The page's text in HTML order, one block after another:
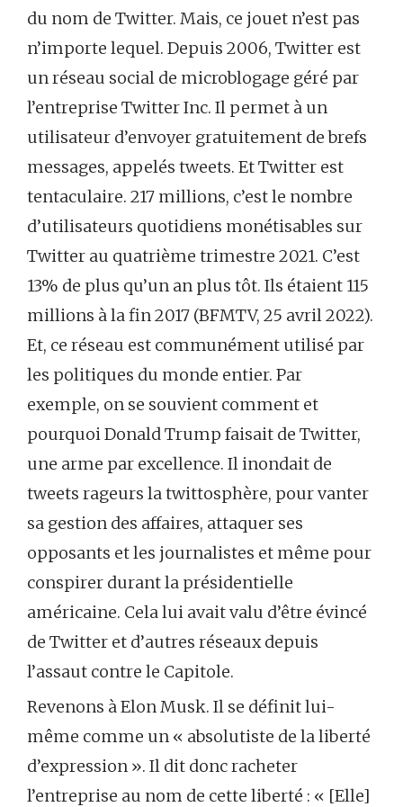
du nom de Twitter. Mais, ce jouet n’est pas
n’importe lequel. Depuis 2006, Twitter est
un réseau social de microblogage géré par
l’entreprise Twitter Inc. Il permet à un
utilisateur d’envoyer gratuitement de brefs
messages, appelés tweets. Et Twitter est
tentaculaire. 217 millions, c’est le nombre
d’utilisateurs quotidiens monétisables sur
Twitter au quatrième trimestre 2021. C’est
13% de plus qu’un an plus tôt. Ils étaient 115
millions à la fin 2017 (BFMTV, 25 avril 2022).
Et, ce réseau est communément utilisé par
les politiques du monde entier. Par
exemple, on se souvient comment et
pourquoi Donald Trump faisait de Twitter,
une arme par excellence. Il inondait de
tweets rageurs la twittosphère, pour vanter
sa gestion des affaires, attaquer ses
opposants et les journalistes et même pour
conspirer durant la présidentielle
américaine. Cela lui avait valu d’être évincé
de Twitter et d’autres réseaux depuis
l’assaut contre le Capitole.
Revenons à Elon Musk. Il se définit lui-
même comme un « absolutiste de la liberté
d’expression ». Il dit donc racheter
l’entreprise au nom de cette liberté : « [Elle]